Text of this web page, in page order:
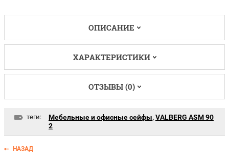
ОПИСАНИЕ
ХАРАКТЕРИСТИКИ
ОТЗЫВЫ (0)
теги: Мебельные и офисные сейфы,VALBERG ASM 90
2
НАЗАД